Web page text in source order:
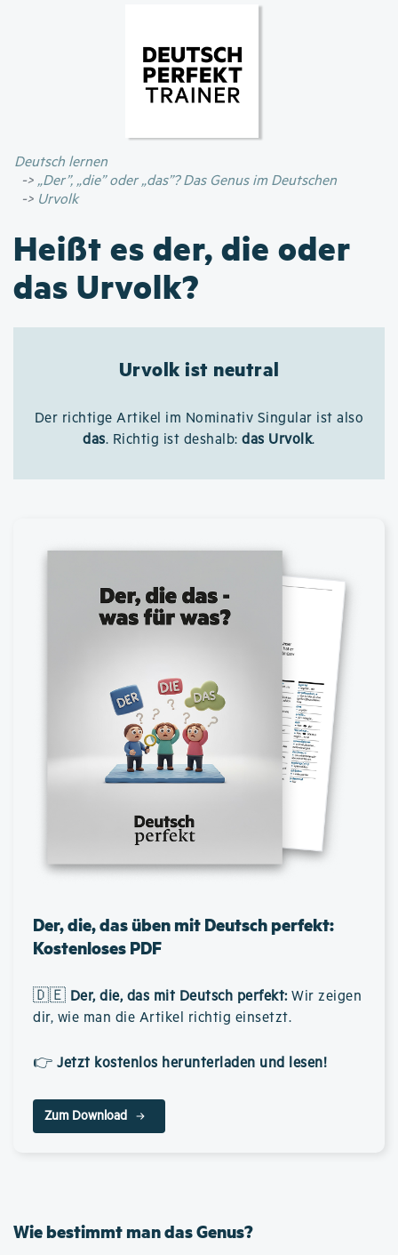
Inhalt
Deutsch lernen
„Der”, „die” oder „das”? Das Genus im Deutschen
Urvolk
Heißt es der, die oder
das Urvolk?
Urvolk ist neutral
Der richtige Artikel im Nominativ Singular ist also
das. Richtig ist deshalb:das Urvolk.
Der, die, das üben mit Deutsch perfekt:
Kostenloses PDF
🇩🇪 Der, die, das mit Deutsch perfekt: Wir zeigen
dir, wie man die Artikel richtig einsetzt.
👉 Jetzt kostenlos herunterladen und lesen!
Zum Download
Wie bestimmt man das Genus?